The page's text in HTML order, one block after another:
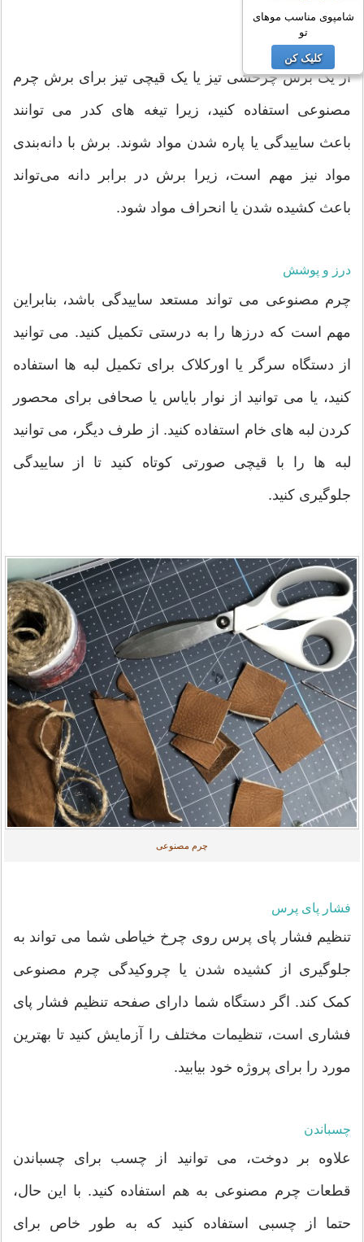
ابزارهای برش
از یک برش چرخشی تیز یا یک قیچی تیز برای برش چرم
مصنوعی استفاده کنید، زیرا تیغه های کدر می توانند
باعث ساییدگی یا پاره شدن مواد شوند. برش با دانه‌بندی
مواد نیز مهم است، زیرا برش در برابر دانه می‌تواند
باعث کشیده شدن یا انحراف مواد شود.
درز و پوشش
چرم مصنوعی می تواند مستعد ساییدگی باشد، بنابراین
مهم است که درزها را به درستی تکمیل کنید. می توانید
از دستگاه سرگر یا اورکلاک برای تکمیل لبه ها استفاده
کنید، یا می توانید از نوار بایاس یا صحافی برای محصور
کردن لبه های خام استفاده کنید. از طرف دیگر، می توانید
لبه ها را با قیچی صورتی کوتاه کنید تا از ساییدگی
جلوگیری کنید.
چرم مصنوعی
فشار پای پرس
تنظیم فشار پای پرس روی چرخ خیاطی شما می تواند به
جلوگیری از کشیده شدن یا چروکیدگی چرم مصنوعی
کمک کند. اگر دستگاه شما دارای صفحه تنظیم فشار پای
فشاری است، تنظیمات مختلف را آزمایش کنید تا بهترین
مورد را برای پروژه خود بیابید.
چسباندن
علاوه بر دوخت، می توانید از چسب برای چسباندن
قطعات چرم مصنوعی به هم استفاده کنید. با این حال،
حتما از چسبی استفاده کنید که به طور خاص برای
شامپوی مناسب موهای
تو
کلیک کن